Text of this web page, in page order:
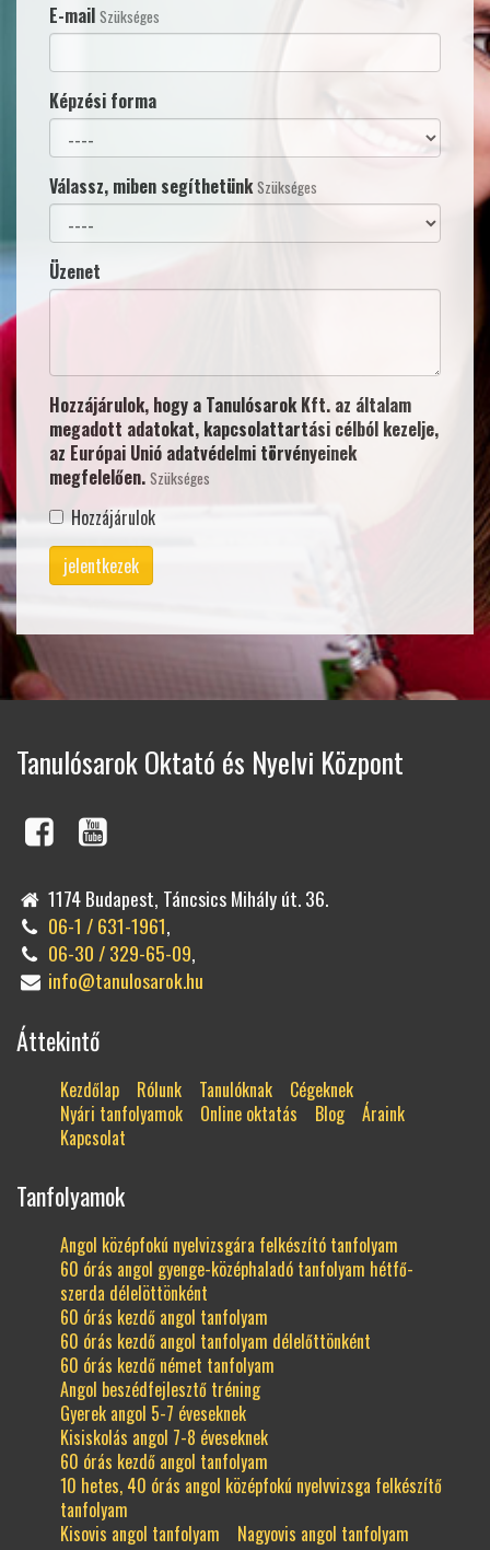
E-mailSzükséges
Képzési forma
Válassz, miben segíthetünkSzükséges
Üzenet
Hozzájárulok, hogy a Tanulósarok Kft. az általam
megadott adatokat, kapcsolattartási célból kezelje,
az Európai Unió adatvédelmi törvényeinek
megfelelően.Szükséges
Hozzájárulok
Tanulósarok Oktató és Nyelvi Központ
1174 Budapest, Táncsics Mihály út. 36.
06-1 / 631-1961,
06-30 / 329-65-09,
info@tanulosarok.hu
Áttekintő
Kezdőlap Rólunk Tanulóknak
Cégeknek
Nyári tanfolyamok
Online oktatás Blog
Áraink
Kapcsolat
Tanfolyamok
Angol középfokú nyelvizsgára felkészító tanfolyam
60 órás angol gyenge-középhaladó tanfolyam hétfő-
szerda délelöttönként
60 órás kezdő angol tanfolyam
60 órás kezdő angol tanfolyam délelőttönként
60 órás kezdő német tanfolyam
Angol beszédfejlesztő tréning
Gyerek angol 5-7 éveseknek
Kisiskolás angol 7-8 éveseknek
60 órás kezdő angol tanfolyam
10 hetes, 40 órás angol középfokú nyelvvizsga felkészítő
tanfolyam
Kisovis angol tanfolyam
Nagyovis angol tanfolyam